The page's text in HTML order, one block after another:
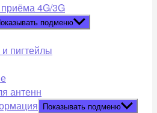
приёма 4G/3G
подменю
пигтейлы
антенн
Показывать подменю